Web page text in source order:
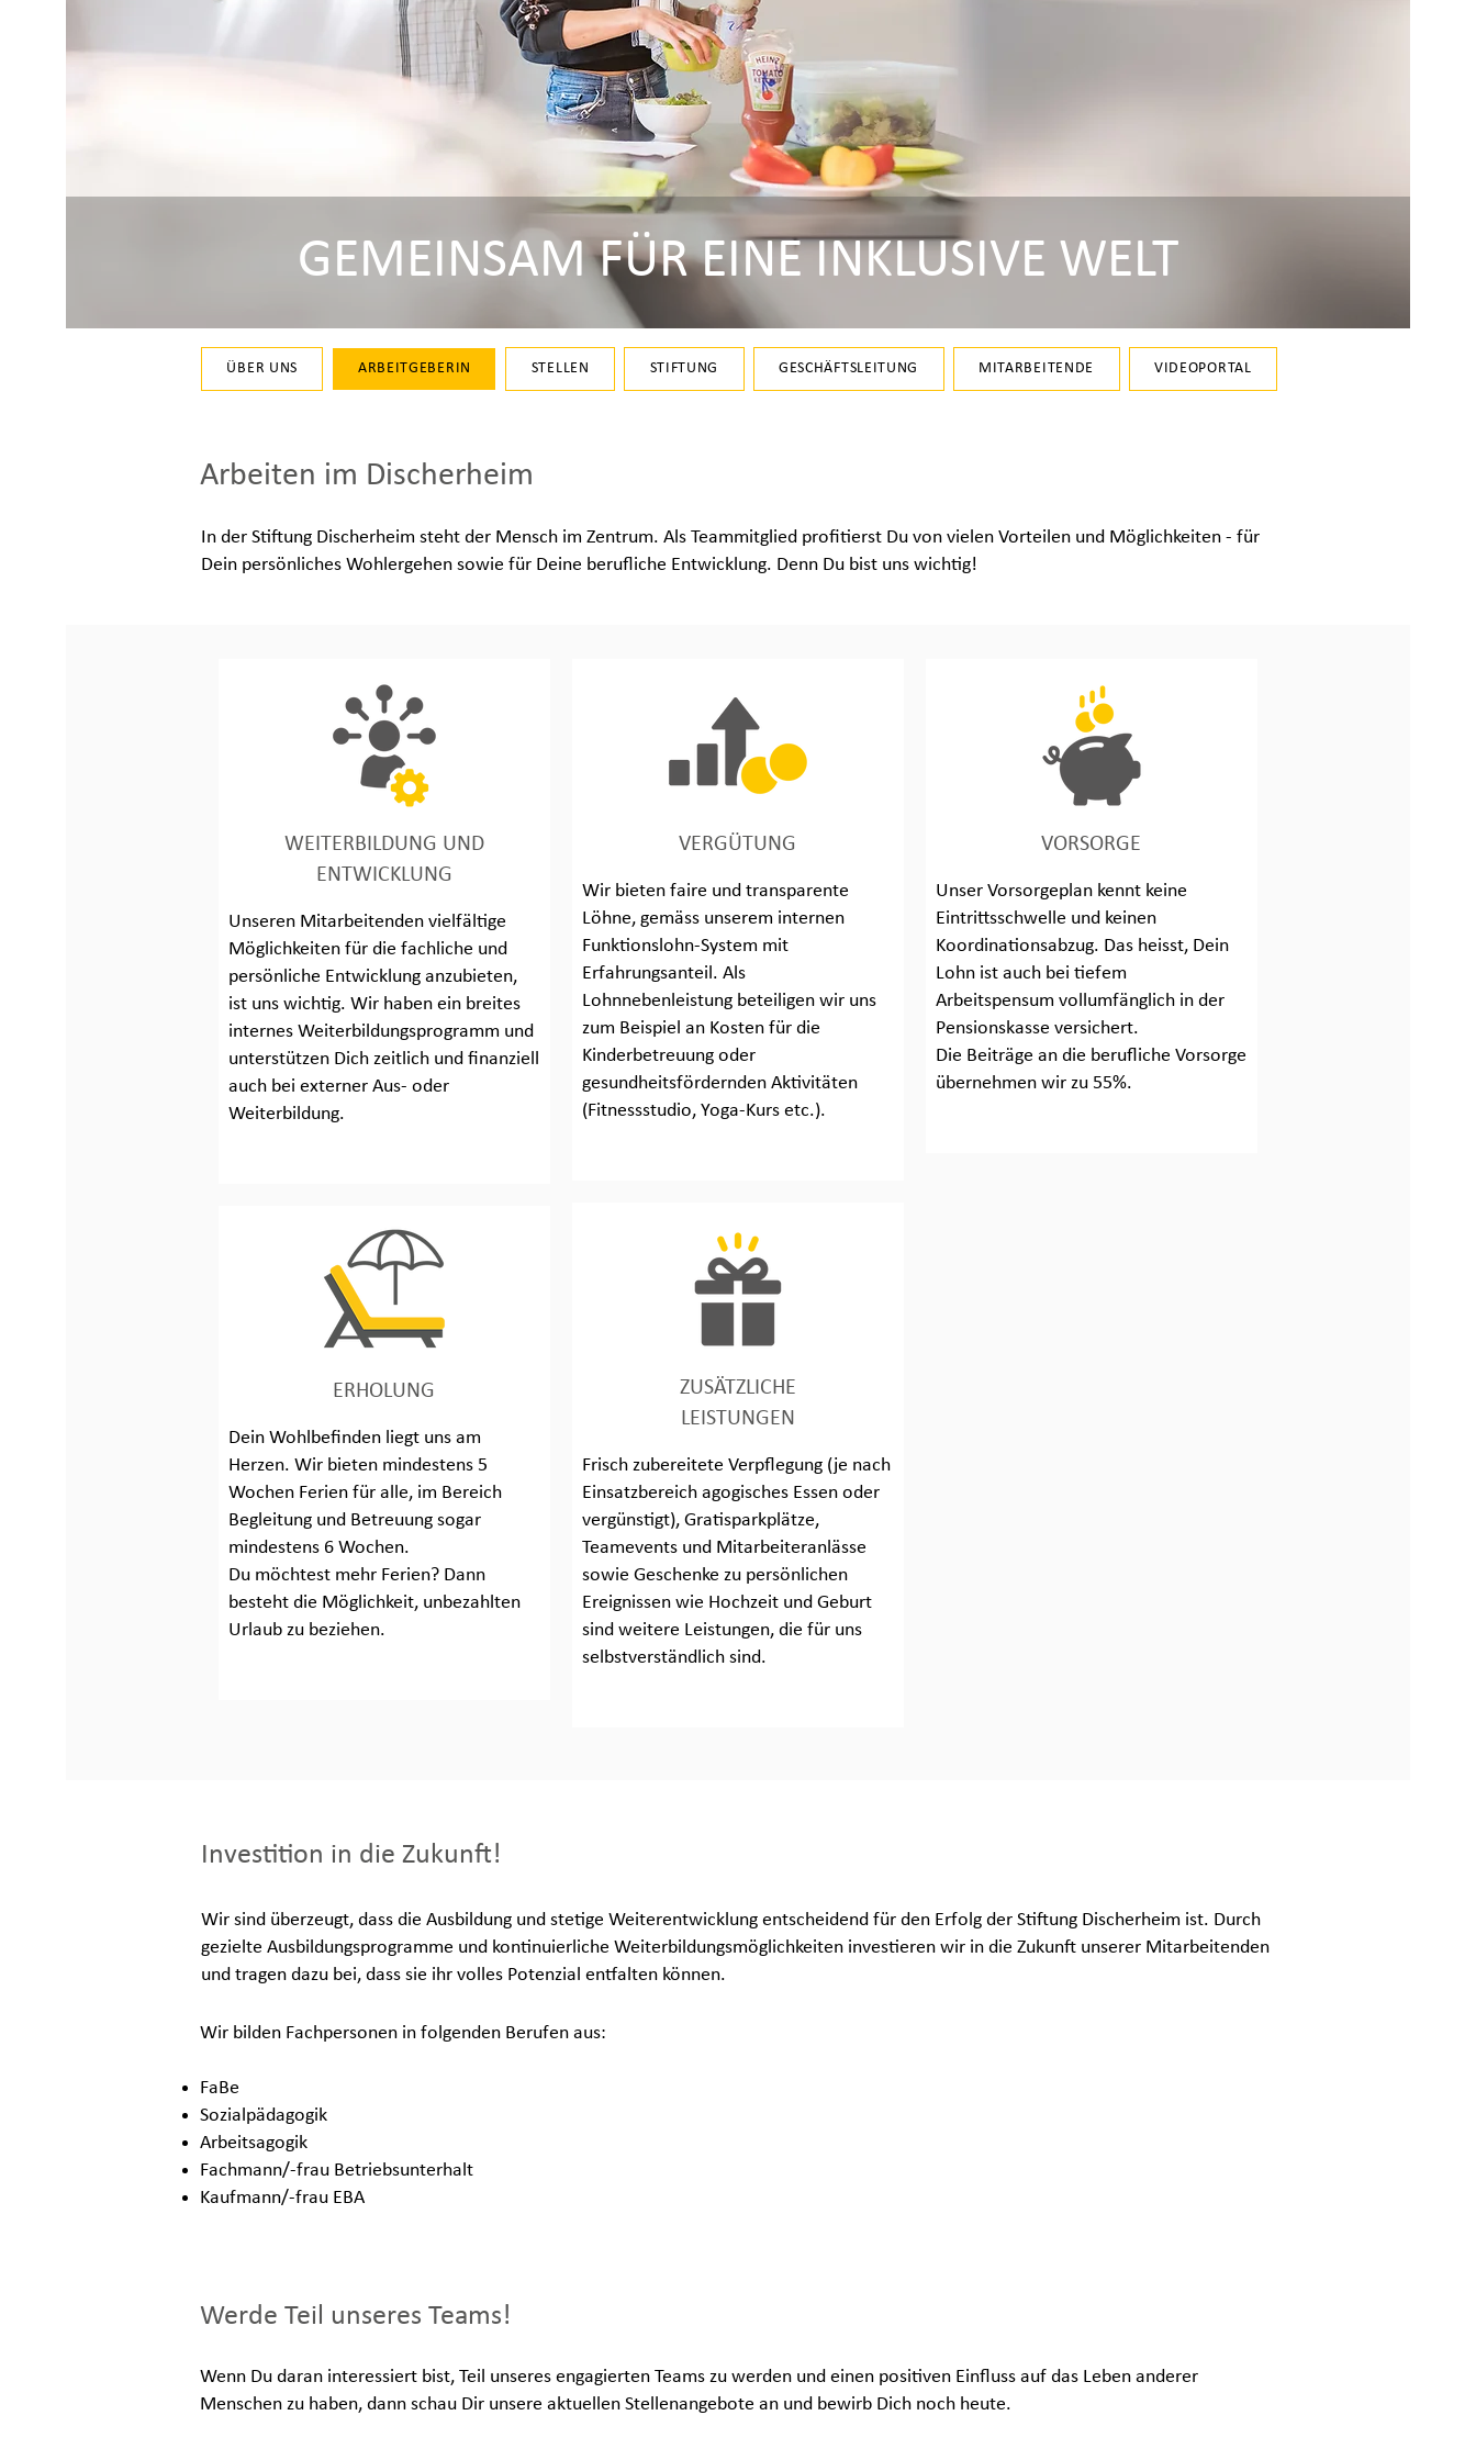
GEMEINSAM FÜR EINE INKLUSIVE WELT
ÜBER UNS ARBEITGEBERIN STELLEN STIFTUNG GESCHÄFTSLEITUNG MITARBEITENDE VIDEOPORTAL
Arbeiten im Discherheim
In der Stiftung Discherheim steht der Mensch im Zentrum. Als Teammitglied profitierst Du von vielen Vorteilen und Möglichkeiten - für
Dein persönliches Wohlergehen sowie für Deine berufliche Entwicklung. Denn Du bist uns wichtig!
WEITERBILDUNG UND
ENTWICKLUNG
Unseren Mitarbeitenden vielfältige
Möglichkeiten für die fachliche und
persönliche Entwicklung anzubieten,
ist uns wichtig. Wir haben ein breites
internes Weiterbildungsprogramm und
unterstützen Dich zeitlich und finanziell
auch bei externer Aus- oder
Weiterbildung.
ERHOLUNG
Dein Wohlbefinden liegt uns am
Herzen. Wir bieten mindestens 5
Wochen Ferien für alle, im Bereich
Begleitung und Betreuung sogar
mindestens 6 Wochen.
Du möchtest mehr Ferien? Dann
besteht die Möglichkeit, unbezahlten
Urlaub zu beziehen.
VERGÜTUNG
Wir bieten faire und transparente
Löhne, gemäss unserem internen
Funktionslohn-System mit
Erfahrungsanteil. Als
Lohnnebenleistung beteiligen wir uns
zum Beispiel an Kosten für die
Kinderbetreuung oder
gesundheitsfördernden Aktivitäten
(Fitnessstudio, Yoga-Kurs etc.).
ZUSÄTZLICHE
LEISTUNGEN
Frisch zubereitete Verpflegung (je nach
Einsatzbereich agogisches Essen oder
vergünstigt), Gratisparkplätze,
Teamevents und Mitarbeiteranlässe
sowie Geschenke zu persönlichen
Ereignissen wie Hochzeit und Geburt
sind weitere Leistungen, die für uns
selbstverständlich sind.
VORSORGE
Unser Vorsorgeplan kennt keine
Eintrittsschwelle und keinen
Koordinationsabzug. Das heisst, Dein
Lohn ist auch bei tiefem
Arbeitspensum vollumfänglich in der
Pensionskasse versichert.
Die Beiträge an die berufliche Vorsorge
übernehmen wir zu 55%.
Investition in die Zukunft!
Wir sind überzeugt, dass die Ausbildung und stetige Weiterentwicklung entscheidend für den Erfolg der Stiftung Discherheim ist. Durch
gezielte Ausbildungsprogramme und kontinuierliche Weiterbildungsmöglichkeiten investieren wir in die Zukunft unserer Mitarbeitenden
und tragen dazu bei, dass sie ihr volles Potenzial entfalten können.
Wir bilden Fachpersonen in folgenden Berufen aus:
FaBe
Sozialpädagogik
Arbeitsagogik
Fachmann/-frau Betriebsunterhalt
Kaufmann/-frau EBA
Werde Teil unseres Teams!
Wenn Du daran interessiert bist, Teil unseres engagierten Teams zu werden und einen positiven Einfluss auf das Leben anderer
Menschen zu haben, dann schau Dir unsere aktuellen Stellenangebote an und bewirb Dich noch heute.